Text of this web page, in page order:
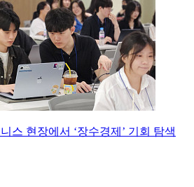
스 현장에서 ‘장수경제’ 기회 탐색